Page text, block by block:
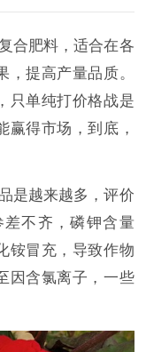
合肥料，适合在各
提高产量品质。
只单纯打价格战是
赢得市场，到底，
是越来越多，评价
不齐，磷钾含量
铵冒充，导致作物
因含氯离子，一些